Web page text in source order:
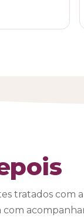
tratados com